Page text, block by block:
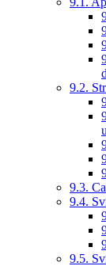
9.2.
9.3.
9.4.
9.5.